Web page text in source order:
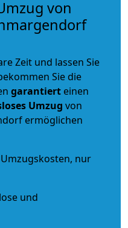
von
Zeit und lassen Sie
Sie die
garantiert einen
Umzug von
ermöglichen
Umzugskosten, nur
und